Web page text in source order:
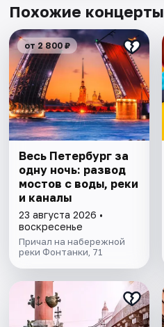
Похожие концерты
от 2 800 ₽
Весь Петербург за
одну ночь: развод
мостов с воды, реки
и каналы
23 августа 2026 •
воскресенье
Причал на набережной
реки Фонтанки, 71